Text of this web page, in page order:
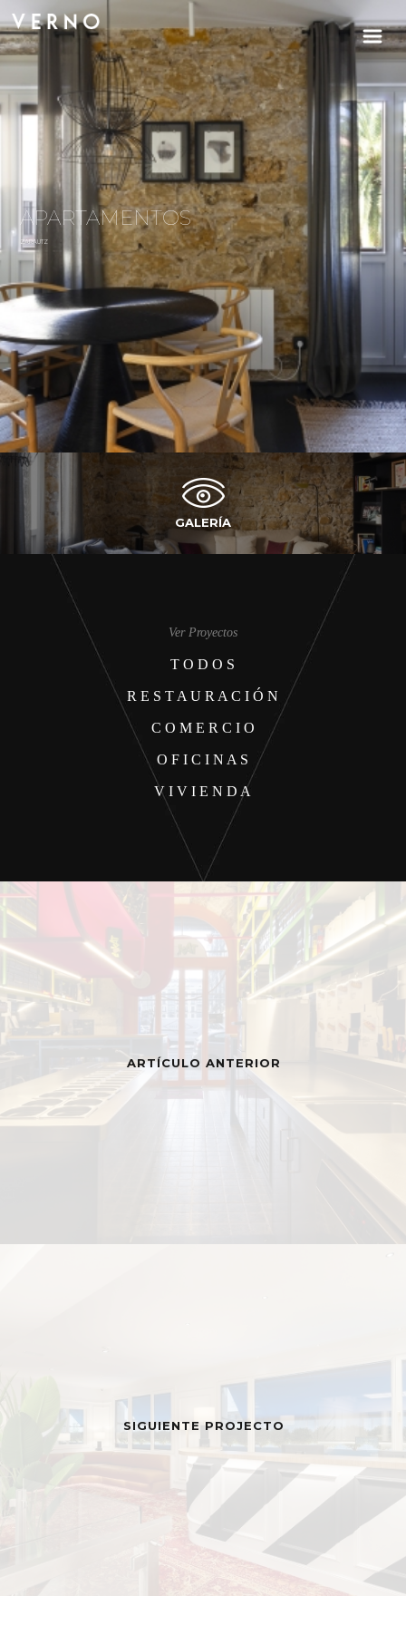
APARTAMENTOS
ZARAUTZ
GALERÍA
Ver Proyectos
T O D O S
R E S T A U R A C I Ó N
C O M E R C I O
O F I C I N A S
V I V I E N D A
ARTÍCULO ANTERIOR
SIGUIENTE PROJECTO